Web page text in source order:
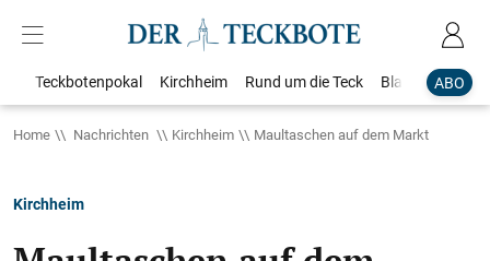
ABO
Teckbotenpokal Kirchheim Rund um die Teck Blaulicht
Home Nachrichten Kirchheim Maultaschen auf dem Markt
Kirchheim